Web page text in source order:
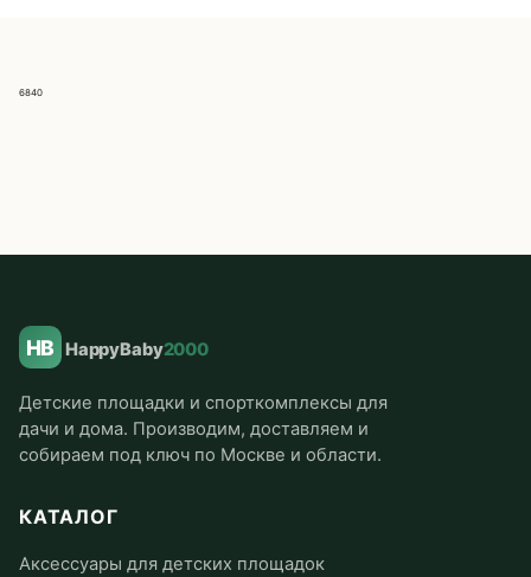
6840
HB HappyBaby2000
Детские площадки и спорткомплексы для
дачи и дома. Производим, доставляем и
собираем под ключ по Москве и области.
КАТАЛОГ
Аксессуары для детских площадок